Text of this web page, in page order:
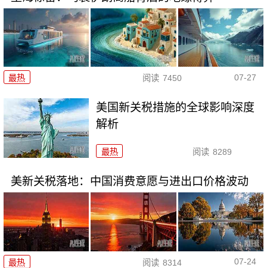
最热 阅读 7450 07-27
美国新关税措施的全球影响深度
解析
最热 阅读 8289
美新关税落地：中国消费意愿与进出口价格波动
最热 阅读 8314 07-24